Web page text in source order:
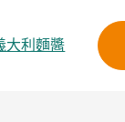
大利麵醬